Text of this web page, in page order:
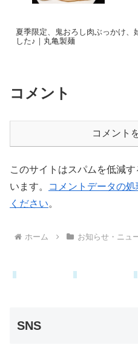
夏季限定、鬼おろし肉ぶっかけ、
した♪｜丸亀製麺
コメント
コメント
このサイトはスパムを低減
います。
コメントデータの
ください。
ホーム お知らせ・ニュ
SNS